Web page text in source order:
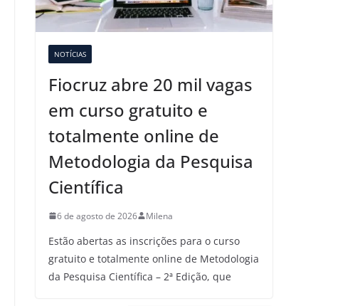
NOTÍCIAS
Fiocruz abre 20 mil vagas
em curso gratuito e
totalmente online de
Metodologia da Pesquisa
Científica
6 de agosto de 2026 Milena
Estão abertas as inscrições para o curso
gratuito e totalmente online de Metodologia
da Pesquisa Científica – 2ª Edição, que